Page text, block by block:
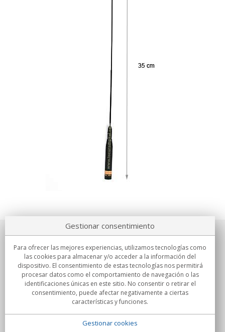
Sobre nosotros
Compromisos
Compras
Gestionar consentimiento
Para ofrecer las mejores experiencias, utilizamos tecnologías como
las cookies para almacenar y/o acceder a la información del
dispositivo. El consentimiento de estas tecnologías nos permitirá
procesar datos como el comportamiento de navegación o las
identificaciones únicas en este sitio. No consentir o retirar el
consentimiento, puede afectar negativamente a ciertas
características y funciones.
Gestionar cookies